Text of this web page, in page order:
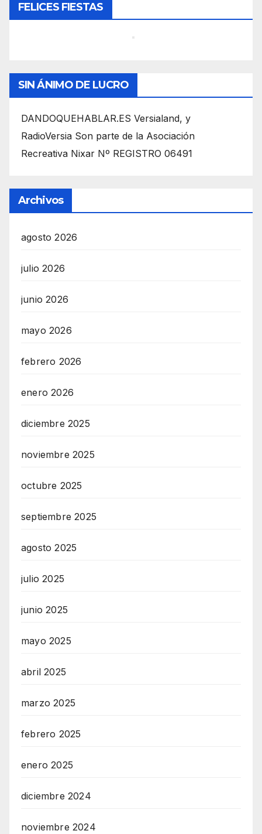
FELICES FIESTAS
SIN ÁNIMO DE LUCRO
DANDOQUEHABLAR.ES Versialand, y
RadioVersia Son parte de la Asociación
Recreativa Nixar Nº REGISTRO 06491
Archivos
agosto 2026
julio 2026
junio 2026
mayo 2026
febrero 2026
enero 2026
diciembre 2025
noviembre 2025
octubre 2025
septiembre 2025
agosto 2025
julio 2025
junio 2025
mayo 2025
abril 2025
marzo 2025
febrero 2025
enero 2025
diciembre 2024
noviembre 2024